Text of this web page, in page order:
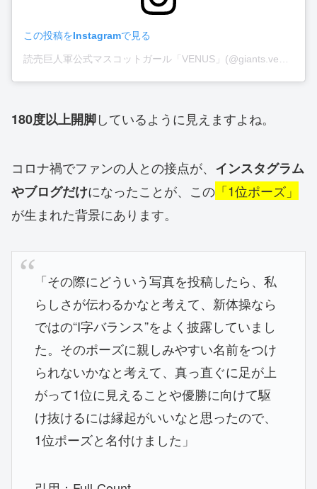
この投稿をInstagramで見る
180度以上開脚しているように見えますよね。
コロナ禍でファンの人との接点が、 インスタグラム
やブログだけになったことが、この 「1位ポーズ」
が生まれた背景にあります。
「その際にどういう写真を投稿したら、私
らしさが伝わるかなと考えて、新体操なら
ではの“I字バランス”をよく披露していまし
た。そのポーズに親しみやすい名前をつけ
られないかなと考えて、真っ直ぐに足が上
がって1位に見えることや優勝に向けて駆
け抜けるには縁起がいいなと思ったので、
1位ポーズと名付けました」